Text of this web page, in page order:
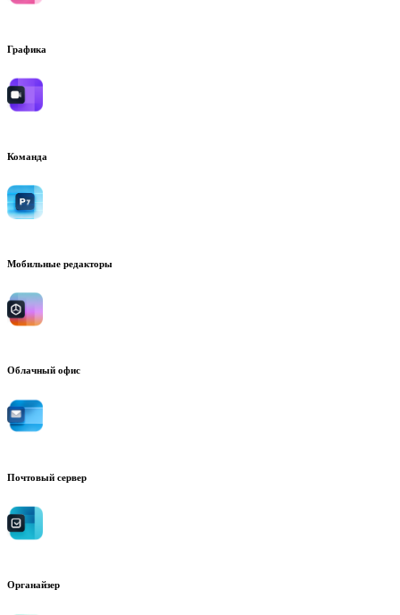
Графика
Команда
Мобильные редакторы
Облачный офис
Почтовый сервер
Органайзер